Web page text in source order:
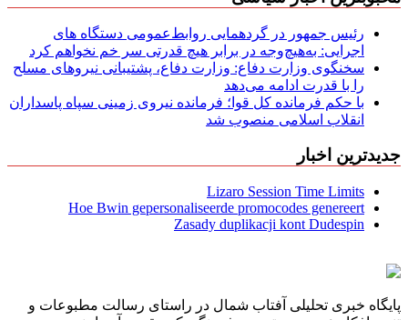
رئیس جمهور در گردهمایی روابط‌عمومی دستگاه های
اجرایی: به‌هیچ‌وجه در برابر هیچ قدرتی سر خم نخواهم کرد
سخنگوی وزارت دفاع: وزارت دفاع، پشتیبانی نیرو‌های مسلح
را با قدرت ادامه می‌دهد
با حکم فرمانده کل قوا؛ فرمانده نیروی زمینی سپاه پاسداران
انقلاب اسلامی منصوب شد
جدیدترین اخبار
Lizaro Session Time Limits
Hoe Bwin gepersonaliseerde promocodes genereert
Zasady duplikacji kont Dudespin
پایگاه خبری تحلیلی آفتاب شمال در راستای رسالت مطبوعات و